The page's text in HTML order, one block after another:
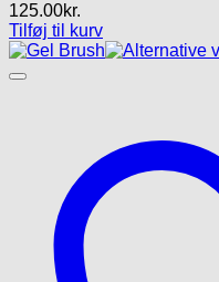
125.00kr.
Tilføj til kurv